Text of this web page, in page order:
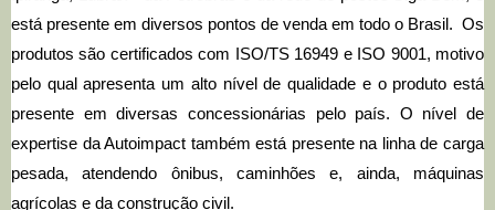
está presente em diversos pontos de venda em todo o Brasil. Os
produtos são certificados com ISO/TS 16949 e ISO 9001, motivo
pelo qual apresenta um alto nível de qualidade e o produto está
presente em diversas concessionárias pelo país. O nível de
expertise da Autoimpact também está presente na linha de carga
pesada, atendendo ônibus, caminhões e, ainda, máquinas
agrícolas e da construção civil.